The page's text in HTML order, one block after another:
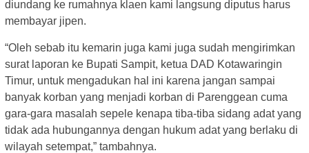
diundang ke rumahnya klaen kami langsung diputus harus
membayar jipen.
“Oleh sebab itu kemarin juga kami juga sudah mengirimkan
surat laporan ke Bupati Sampit, ketua DAD Kotawaringin
Timur, untuk mengadukan hal ini karena jangan sampai
banyak korban yang menjadi korban di Parenggean cuma
gara-gara masalah sepele kenapa tiba-tiba sidang adat yang
tidak ada hubungannya dengan hukum adat yang berlaku di
wilayah setempat,” tambahnya.